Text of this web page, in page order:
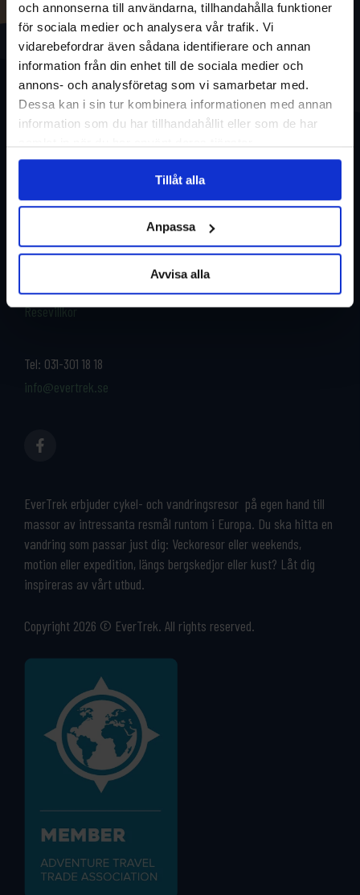
och annonserna till användarna, tillhandahålla funktioner
för sociala medier och analysera vår trafik. Vi
vidarebefordrar även sådana identifierare och annan
information från din enhet till de sociala medier och
annons- och analysföretag som vi samarbetar med.
Dessa kan i sin tur kombinera informationen med annan
information som du har tillhandahållit eller som de har
Tillåt alla
Anpassa
Avvisa alla
Tel: 031-301 18 18
info@evertrek.se
EverTrek erbjuder cykel- och vandringsresor på egen hand till
massor av intressanta resmål runtom i Europa. Du ska hitta en
vandring som passar just dig: Veckoresor eller weekends,
motion eller expedition, längs bergskedjor eller kust? Låt dig
inspireras av vårt utbud.
Copyright 2026 © EverTrek. All rights reserved.
Restyper
Om oss
Resevillkor
Boka och res tryggt med
EverTrek
Grupp & Konferens
Kontakta oss